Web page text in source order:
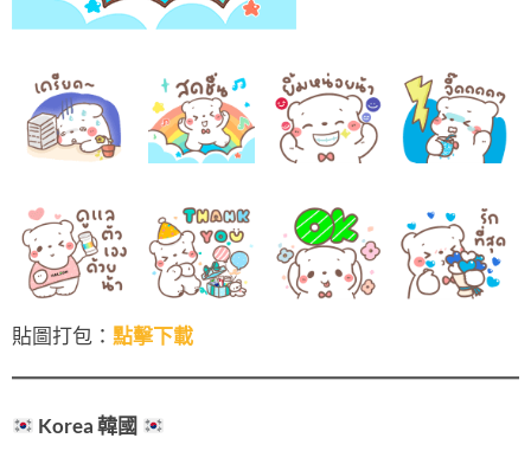
貼圖打包： 點擊下載
Korea 韓國